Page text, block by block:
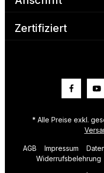
Zertifiziert
* Alle Preise exkl.
AGB Impressum
Widerrufsbelehrung